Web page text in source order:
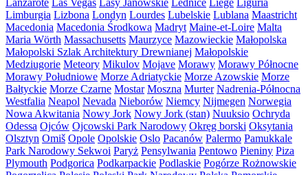
Lanzarote Las Vegas Lasy Janowskie Lednice Liège Liguria
Limburgia Lizbona Londyn Lourdes Lubelskie Lublana Maastricht
Macedonia Macedonia Środkowa Madryt Maine-et-Loire Malta
Maria Wörth Massachusetts Maurzyce Mazowieckie Małopolska
Małopolski Szlak Architektury Drewnianej Małopolskie
Medziugorie Meteory Mikulov Mojave Morawy Morawy Północne
Morawy Południowe Morze Adriatyckie Morze Azowskie Morze
Bałtyckie Morze Czarne Mostar Moszna Murter Nadrenia-Północna
Westfalia Neapol Nevada Nieborów Niemcy Nijmegen Norwegia
Nowa Akwitania Nowy Jork Nowy Jork (stan) Nuuksio Ochryda
Odessa Ojców Ojcowski Park Narodowy Okręg borski Oksytania
Olsztyn Omiš Opole Opolskie Oslo Pacanów Palermo Pamukkale
Park Narodowy Sekwoi Paryż Pensylwania Pentowo Pieniny Piza
Plymouth Podgorica Podkarpackie Podlaskie Pogórze Rożnowskie